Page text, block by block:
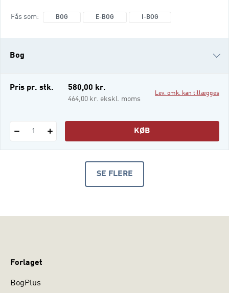
Fås som BOG E-BOG I-BOG
Bog
e-bog
Pris pr. stk. 580,00 kr.
464,00 kr. ekskl. moms
Lev. omk. kan tillægges
1 KØB
SE FLERE
Forlaget
BogPlus